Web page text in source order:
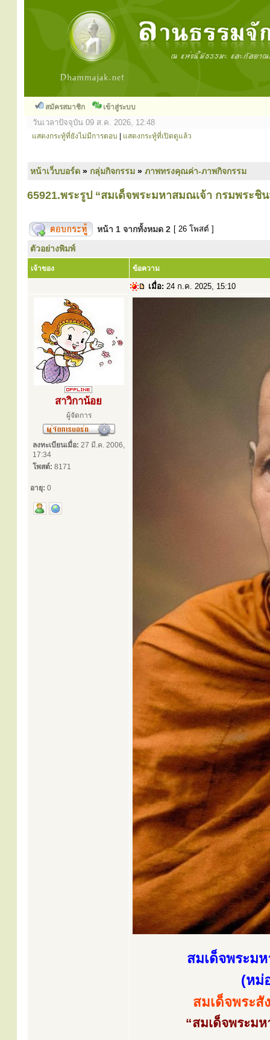
สมัครสมาชิก เข้าสู่ระบบ
วันเวลาปัจจุบัน 09 ส.ค. 2026, 12:48
แสดงกระทู้ที่ยังไม่มีการตอบ แสดงกระทู้ที่เปิดดูแล้ว
หน้าเว็บบอร์ด » กลุ่มกิจกรรม » ภาพทรงคุณค่า-ภาพกิจกรรม
65921.พระรูป “สมเด็จพระมหาสมณเจ้า กรมพระชิน
หน้า 1 จากทั้งหมด 2 [ 26 โพสต์ ]
ตัวอย่างพิมพ์
เจ้าของ ข้อความ
เมื่อ: 24 ก.ค. 2025, 15:10
สาวิกาน้อย
ผู้จัดการ
ลงทะเบียนเมื่อ: 27 มี.ค. 2006,
17:34
โพสต์: 8171
อายุ: 0
สมเด็จพระม
(หม่
สมเด็จพระสั
“สมเด็จพระม